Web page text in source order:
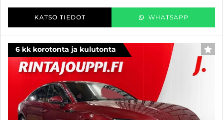
KATSO TIEDOT WHATSAPP
6 kk korotonta ja kulutonta